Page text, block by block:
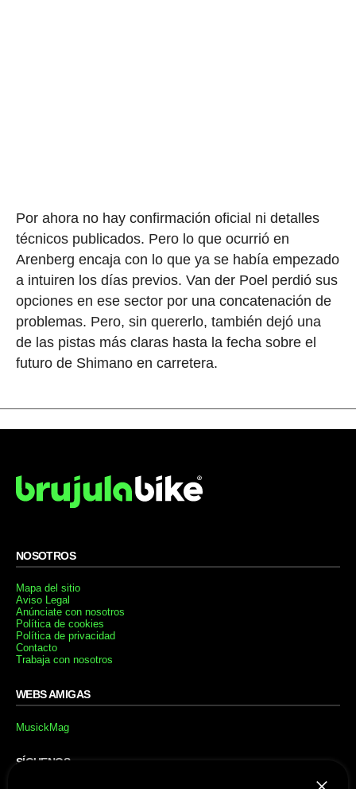
Por ahora no hay confirmación oficial ni detalles
técnicos publicados. Pero lo que ocurrió en
Arenberg encaja con lo que ya se había empezado
a intuiren los días previos. Van der Poel perdió sus
opciones en ese sector por una concatenación de
problemas. Pero, sin quererlo, también dejó una
de las pistas más claras hasta la fecha sobre el
futuro de Shimano en carretera.
NOSOTROS
Mapa del sitio
Aviso Legal
Anúnciate con nosotros
Política de cookies
Política de privacidad
Contacto
Trabaja con nosotros
WEBS AMIGAS
MusickMag
SÍGUENOS